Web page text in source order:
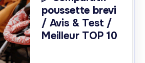
poussette brevi
/ Avis & Test /
Meilleur TOP 10